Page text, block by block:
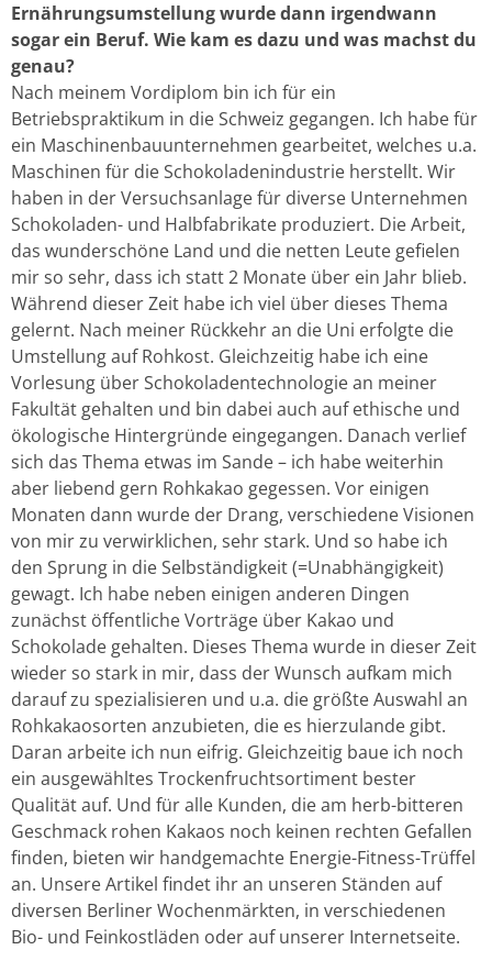
Ernährungsumstellung wurde dann irgendwann
sogar ein Beruf. Wie kam es dazu und was machst du
genau?
Nach meinem Vordiplom bin ich für ein
Betriebspraktikum in die Schweiz gegangen. Ich habe für
ein Maschinenbauunternehmen gearbeitet, welches u.a.
Maschinen für die Schokoladenindustrie herstellt. Wir
haben in der Versuchsanlage für diverse Unternehmen
Schokoladen- und Halbfabrikate produziert. Die Arbeit,
das wunderschöne Land und die netten Leute gefielen
mir so sehr, dass ich statt 2 Monate über ein Jahr blieb.
Während dieser Zeit habe ich viel über dieses Thema
gelernt. Nach meiner Rückkehr an die Uni erfolgte die
Umstellung auf Rohkost. Gleichzeitig habe ich eine
Vorlesung über Schokoladentechnologie an meiner
Fakultät gehalten und bin dabei auch auf ethische und
ökologische Hintergründe eingegangen. Danach verlief
sich das Thema etwas im Sande – ich habe weiterhin
aber liebend gern Rohkakao gegessen. Vor einigen
Monaten dann wurde der Drang, verschiedene Visionen
von mir zu verwirklichen, sehr stark. Und so habe ich
den Sprung in die Selbständigkeit (=Unabhängigkeit)
gewagt. Ich habe neben einigen anderen Dingen
zunächst öffentliche Vorträge über Kakao und
Schokolade gehalten. Dieses Thema wurde in dieser Zeit
wieder so stark in mir, dass der Wunsch aufkam mich
darauf zu spezialisieren und u.a. die größte Auswahl an
Rohkakaosorten anzubieten, die es hierzulande gibt.
Daran arbeite ich nun eifrig. Gleichzeitig baue ich noch
ein ausgewähltes Trockenfruchtsortiment bester
Qualität auf. Und für alle Kunden, die am herb-bitteren
Geschmack rohen Kakaos noch keinen rechten Gefallen
finden, bieten wir handgemachte Energie-Fitness-Trüffel
an. Unsere Artikel findet ihr an unseren Ständen auf
diversen Berliner Wochenmärkten, in verschiedenen
Bio- und Feinkostläden oder auf unserer Internetseite.